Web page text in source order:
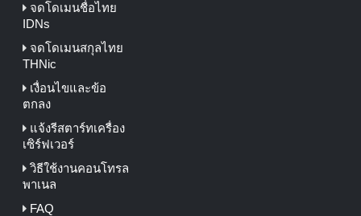
จดโดเมนชื่อไทย
IDNs
จดโดเมนสกุลไทย
THNic
เงื่อนไขและข้อ
ตกลง
แจ้งรีสตาร์ทเครื่อง
เซิร์ฟเวอร์
วิธีใช้งานคอนโทรล
พาเนล
FAQ